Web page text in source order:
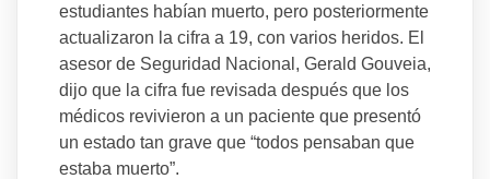
estudiantes habían muerto, pero posteriormente
actualizaron la cifra a 19, con varios heridos. El
asesor de Seguridad Nacional, Gerald Gouveia,
dijo que la cifra fue revisada después que los
médicos revivieron a un paciente que presentó
un estado tan grave que “todos pensaban que
estaba muerto”.